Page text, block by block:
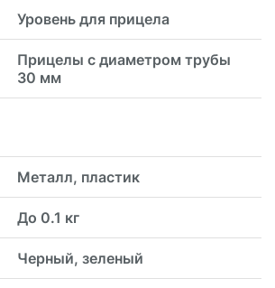
Уровень для прицела
Прицелы с диаметром трубы
30 мм
Металл, пластик
До 0.1 кг
Черный, зеленый